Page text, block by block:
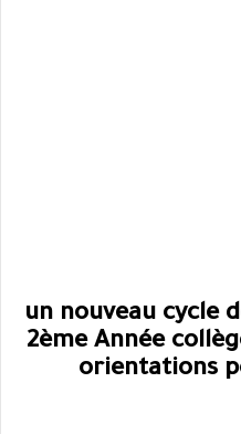
un nouveau cycle
2ème Année
orientations